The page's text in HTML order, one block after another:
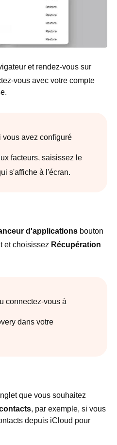
et rendez-vous sur
vous avec votre compte
vous avez configuré
facteurs, saisissez le
s'affiche à l'écran.
d'applications bouton
et choisissez Récupération
connectez-vous à
dans votre
que vous souhaitez
, par exemple, si vous
depuis iCloud pour